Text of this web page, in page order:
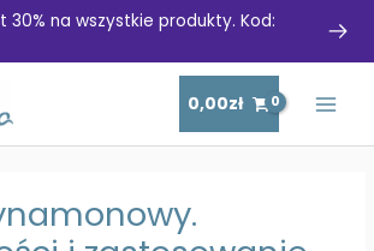
30% na wszystkie produkty. Kod:
0,00zł